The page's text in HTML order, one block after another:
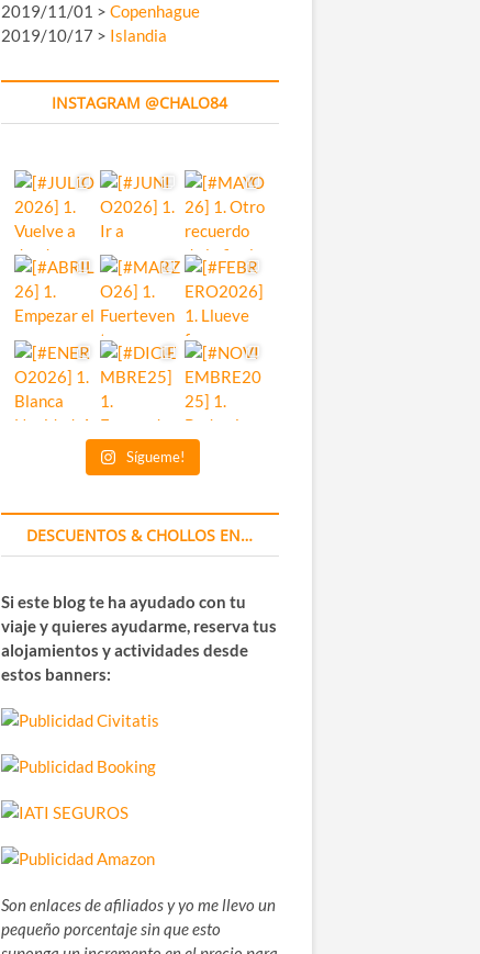
2019/11/01 > Copenhague
2019/10/17 > Islandia
INSTAGRAM @CHALO84
Sígueme!
DESCUENTOS & CHOLLOS EN…
Si este blog te ha ayudado con tu
viaje y quieres ayudarme, reserva tus
alojamientos y actividades desde
estos banners:
Son enlaces de afiliados y yo me llevo un
pequeño porcentaje sin que esto